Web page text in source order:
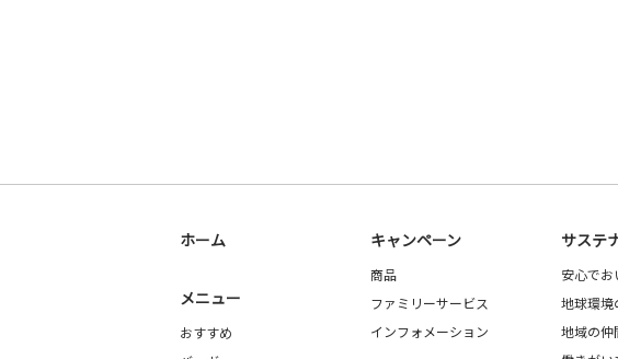
ホーム
メニュー
おすすめ
キャンペーン
商品
ファミリーサービス
インフォメーション
サステ
安心でお
地球環境
地域の仲